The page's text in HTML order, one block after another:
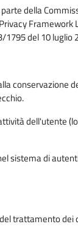
della
Framework
del 10 luglio
conservazione
dell'utente
sistema di
trattamento